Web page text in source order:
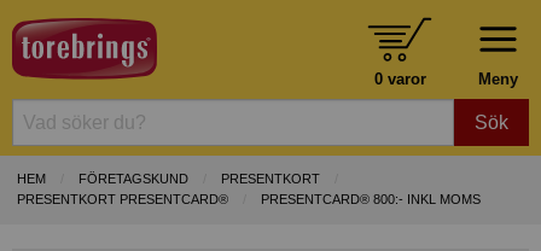
Meny
0 varor
Sök
HEM FÖRETAGSKUND
PRESENTKORT
PRESENTKORT PRESENTCARD®
PRESENTCARD® 800:- INKL MOMS